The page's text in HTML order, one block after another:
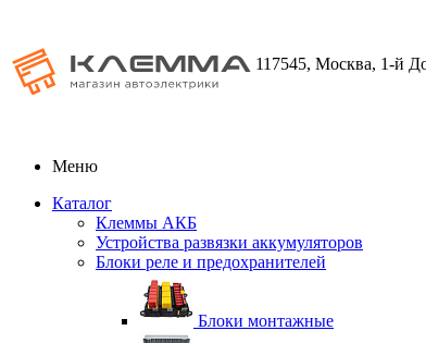
117545, Москва, 1-й
Меню
Каталог
Клеммы АКБ
Устройства развязки аккумуляторов
Блоки реле и предохранителей
Блоки монтажные